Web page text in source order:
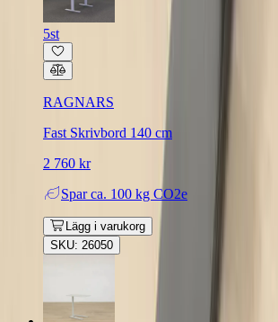
5st
RAGNARS
Fast Skrivbord 140 cm
2 760 kr
Spar ca. 100 kg CO2e
Lägg i varukorg
SKU: 26050